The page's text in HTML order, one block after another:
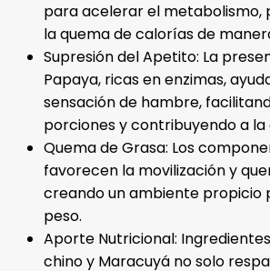
para acelerar el metabolismo,
la quema de calorías de
Supresión del Apetito: La
Papaya, ricas en enzimas,
sensación de hambre,
porciones y contribuyendo a
Quema de Grasa: Los
favorecen la movilización y
creando un ambiente propicio
peso.
Aporte Nutricional:
chino y Maracuyá no solo